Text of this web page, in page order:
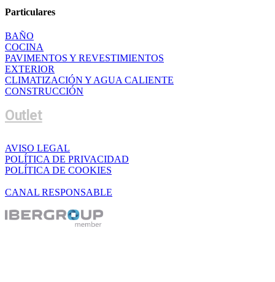
Particulares
BAÑO
COCINA
PAVIMENTOS Y REVESTIMIENTOS
EXTERIOR
CLIMATIZACIÓN Y AGUA CALIENTE
CONSTRUCCIÓN
Outlet
AVISO LEGAL
POLÍTICA DE PRIVACIDAD
POLÍTICA DE COOKIES
CANAL RESPONSABLE